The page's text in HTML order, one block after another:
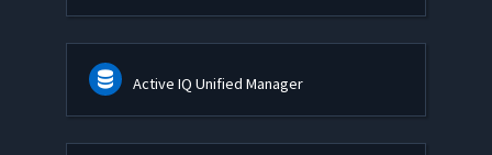
Active IQ Unified Manager